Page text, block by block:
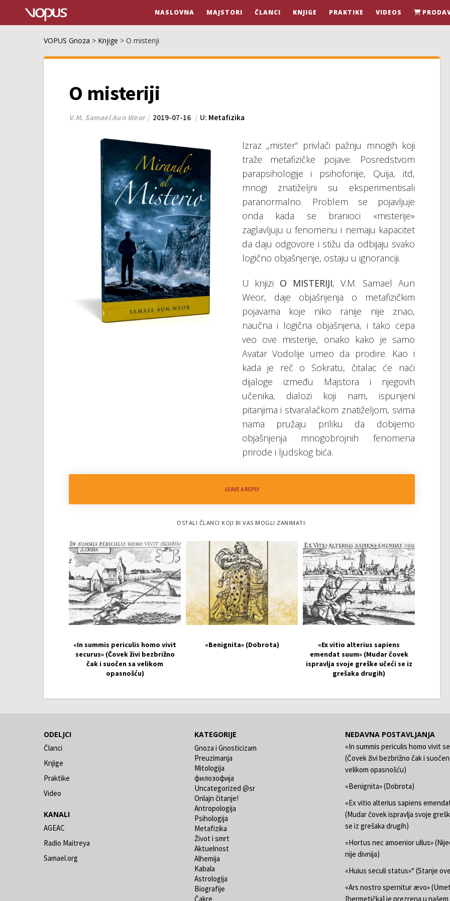
NASLOVNA MAJSTORI ČLANCI KNJIGE PRAKTIKE VIDEOS
VOPUS Gnoza > Knjige > O misteriji
O misteriji
V.M. Samael Aun Weor 2019-07-16 U: Metafizika
Izraz „mister“ privlači pažnju mnogih koji
traže metafizičke pojave. Posredstvom
parapsihologije i psihofonije, Quija, itd,
mnogi znatiželjni su eksperimentisali
paranormalno. Problem se pojavljuje
onda kada se branioci «misterije»
zaglavljuju u fenomenu i nemaju kapacitet
da daju odgovore i stižu da odbijaju svako
logično objašnjenje, ostaju u ignoranciji.
U knjizi O MISTERIJI, V.M. Samael Aun
Weor, daje objašnjenja o metafizičkim
pojavama koje niko ranije nije znao,
naučna i logična objašnjena, i tako cepa
veo ove misterije, onako kako je samo
Avatar Vodolije umeo da prodire. Kao i
kada je reč o Sokratu, čitalac će naći
dijaloge između Majstora i njegovih
učenika, dialozi koji nam, ispunjeni
pitanjima i stvaralačkom znatiželjom, svima
nama pružaju priliku da dobijemo
objašnjenja mnogobrojnih fenomena
prirode i ljudskog bića.
LEAVE A REPLY
OSTALI ČLANCI KOJI BI VAS MOGLI ZANIMATI:
«In summis periculis homo vivit
securus» (Čovek živi bezbrižno
čak i suočen sa velikom
opasnošću)
«Benignita» (Dobrota)
«Ex vitio alterius sapiens
emendat suum» (Mudar čovek
ispravlja svoje greške učeći se iz
grešaka drugih)
ODELJCI
Članci
Knjige
Praktike
Video
KANALI
AGEAC
Radio Maitreya
Samael.org
KATEGORIJE
Gnoza i Gnosticizam
Preuzimanja
Mitologija
филозофија
Uncategorized @sr
Onlajn čitanje!
Antropologija
Psihologija
Metafizika
Život i smrt
Aktuelnost
Alhemija
Kabala
Astrologija
Biografije
Čakre
NEDAVNA POSTAVLJANJA
«In summis periculis homo vivit
(Čovek živi bezbrižno čak i
velikom opasnošću)
«Benignita» (Dobrota)
«Ex vitio alterius sapiens
(Mudar čovek ispravlja svoje
se iz grešaka drugih)
«Hortus nec amoenior ullus»
nije divnija)
«Huius seculi status»“ (Stanje
«Ars nostro spernitur ævo»
[hermetička] je prezrena u